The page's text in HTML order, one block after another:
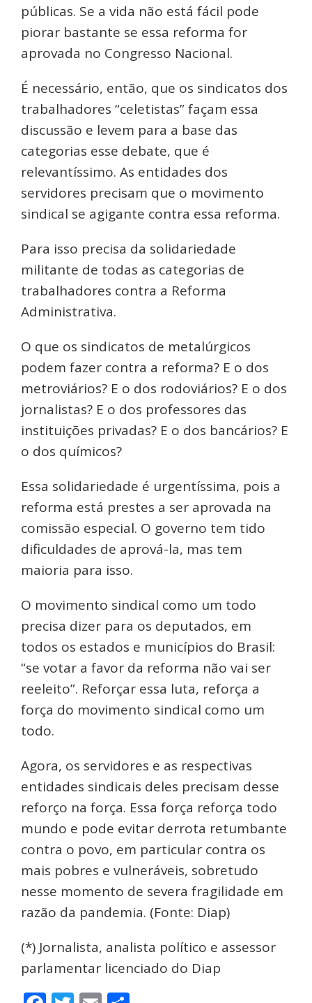
públicas. Se a vida não está fácil pode
piorar bastante se essa reforma for
aprovada no Congresso Nacional.
É necessário, então, que os sindicatos dos
trabalhadores “celetistas” façam essa
discussão e levem para a base das
categorias esse debate, que é
relevantíssimo. As entidades dos
servidores precisam que o movimento
sindical se agigante contra essa reforma.
Para isso precisa da solidariedade
militante de todas as categorias de
trabalhadores contra a Reforma
Administrativa.
O que os sindicatos de metalúrgicos
podem fazer contra a reforma? E o dos
metroviários? E o dos rodoviários? E o dos
jornalistas? E o dos professores das
instituições privadas? E o dos bancários? E
o dos químicos?
Essa solidariedade é urgentíssima, pois a
reforma está prestes a ser aprovada na
comissão especial. O governo tem tido
dificuldades de aprová-la, mas tem
maioria para isso.
O movimento sindical como um todo
precisa dizer para os deputados, em
todos os estados e municípios do Brasil:
“se votar a favor da reforma não vai ser
reeleito”. Reforçar essa luta, reforça a
força do movimento sindical como um
todo.
Agora, os servidores e as respectivas
entidades sindicais deles precisam desse
reforço na força. Essa força reforça todo
mundo e pode evitar derrota retumbante
contra o povo, em particular contra os
mais pobres e vulneráveis, sobretudo
nesse momento de severa fragilidade em
razão da pandemia. (Fonte: Diap)
(*) Jornalista, analista político e assessor
parlamentar licenciado do Diap